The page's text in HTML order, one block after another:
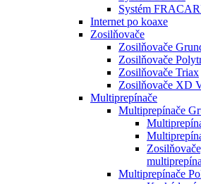
Systém
Internet po koaxe
Zosilňovače
Zosilňovače
Zosilňovače
Zosilňovače Triax
Zosilňovače XD
Multiprepínače
Multiprepínače
Multiprepínače